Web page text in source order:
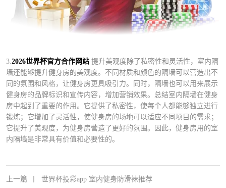
3.2026世界杯官方合作网站 提升美观度除了私密性和灵活性，室内隔
墙还能够提升健身房的美观度。不同材质和颜色的隔墙可以营造出不
同的氛围和风格，让健身房更具吸引力。同时，隔墙也可以用来展示
健身房的品牌标识和宣传内容，增加营销效果。总结室内隔墙在健身
房中起到了重要的作用。它提供了私密性，使每个人都能够独立进行
锻炼；它增加了灵活性，使健身房的场地可以适应不同项目的需求；
它提升了美观度，为健身房营造了更好的氛围。因此，健身房用的室
内隔墙是非常具有价值和必要性的。
上一篇
世界杯投彩app 室内健身防滑袜推荐